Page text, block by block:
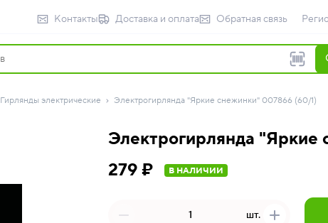
Контакты Доставка и оплата Обратная связь
Гирлянды электрические Электрогирлянда "Яркие снежинки" 007866 (60/1)
Электрогирлянда
279 ₽
В НАЛИЧИИ
шт.